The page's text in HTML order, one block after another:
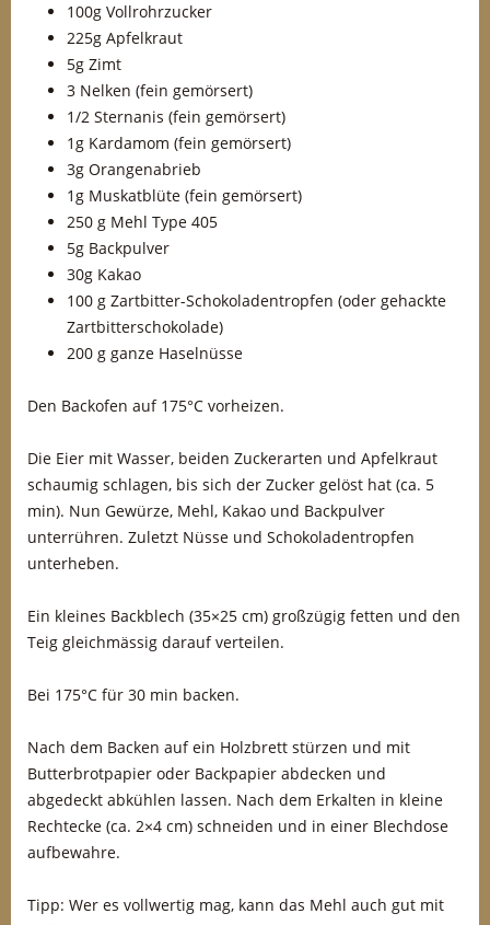
100g Vollrohrzucker
225g Apfelkraut
5g Zimt
3 Nelken (fein gemörsert)
1/2 Sternanis (fein gemörsert)
1g Kardamom (fein gemörsert)
3g Orangenabrieb
1g Muskatblüte (fein gemörsert)
250 g Mehl Type 405
5g Backpulver
30g Kakao
100 g Zartbitter-Schokoladentropfen (oder gehackte
Zartbitterschokolade)
200 g ganze Haselnüsse
Den Backofen auf 175°C vorheizen.
Die Eier mit Wasser, beiden Zuckerarten und Apfelkraut
schaumig schlagen, bis sich der Zucker gelöst hat (ca. 5
min). Nun Gewürze, Mehl, Kakao und Backpulver
unterrühren. Zuletzt Nüsse und Schokoladentropfen
unterheben.
Ein kleines Backblech (35×25 cm) großzügig fetten und den
Teig gleichmässig darauf verteilen.
Bei 175°C für 30 min backen.
Nach dem Backen auf ein Holzbrett stürzen und mit
Butterbrotpapier oder Backpapier abdecken und
abgedeckt abkühlen lassen. Nach dem Erkalten in kleine
Rechtecke (ca. 2×4 cm) schneiden und in einer Blechdose
aufbewahre.
Tipp: Wer es vollwertig mag, kann das Mehl auch gut mit